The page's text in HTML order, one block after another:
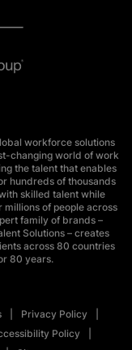
workforce solutions
changing world of work
the talent that enables
hundreds of thousands
skilled talent while
of people across
family of brands –
Solutions – creates
across 80 countries
80 years.
Privacy Policy
Policy